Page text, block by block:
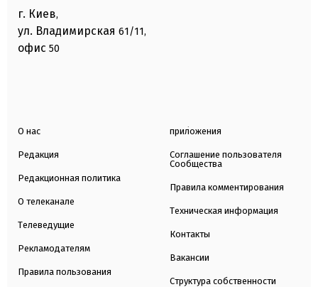
г. Киев,
ул. Владимирская 61/11,
офис 50
О нас
Редакция
Редакционная политика
О телеканале
Телеведущие
Рекламодателям
Правила пользования
приложения
Соглашение пользователя
Сообщества
Правила комментирования
Техническая информация
Контакты
Вакансии
Структура собственности